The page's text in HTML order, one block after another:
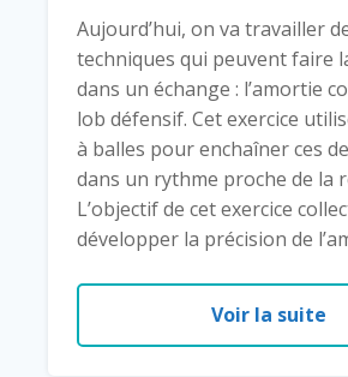
Aujourd’hui, on va travailler
techniques qui peuvent faire
dans un échange : l’amortie
lob défensif. Cet exercice
à balles pour enchaîner ces
dans un rythme proche de la
L’objectif de cet exercice
développer la précision de
Voir la suite